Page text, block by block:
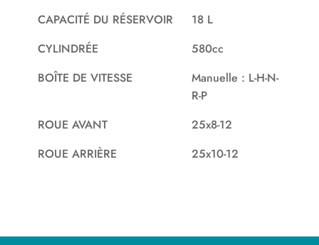
CAPACITÉ DU RÉSERVOIR
18 L
CYLINDRÉE
580cc
BOÎTE DE VITESSE
Manuelle : L-H-N-
R-P
ROUE AVANT
25x8-12
ROUE ARRIÈRE
25x10-12